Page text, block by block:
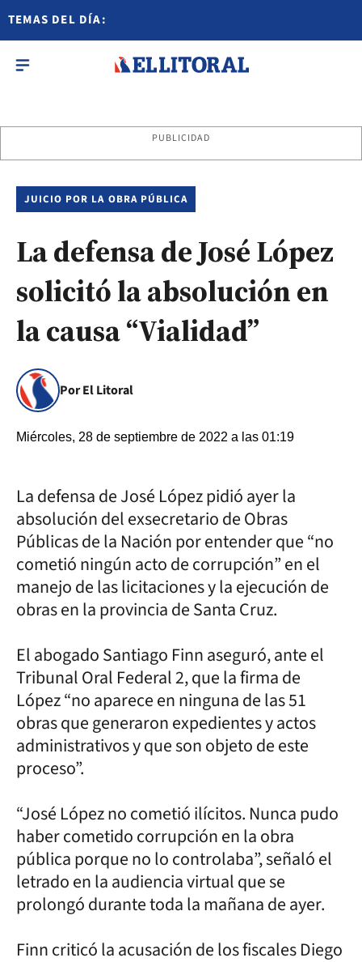
TEMAS DEL DÍA:
PUBLICIDAD
JUICIO POR LA OBRA PÚBLICA
La defensa de José López
solicitó la absolución en
la causa “Vialidad”
Por El Litoral
Miércoles, 28 de septiembre de 2022 a las 01:19
La defensa de José López pidió ayer la
absolución del exsecretario de Obras
Públicas de la Nación por entender que “no
cometió ningún acto de corrupción” en el
manejo de las licitaciones y la ejecución de
obras en la provincia de Santa Cruz.
El abogado Santiago Finn aseguró, ante el
Tribunal Oral Federal 2, que la firma de
López “no aparece en ninguna de las 51
obras que generaron expedientes y actos
administrativos y que son objeto de este
proceso”.
“José López no cometió ilícitos. Nunca pudo
haber cometido corrupción en la obra
pública porque no lo controlaba”, señaló el
letrado en la audiencia virtual que se
prolongó durante toda la mañana de ayer.
Finn criticó la acusación de los fiscales Diego